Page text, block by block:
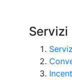
Servizi